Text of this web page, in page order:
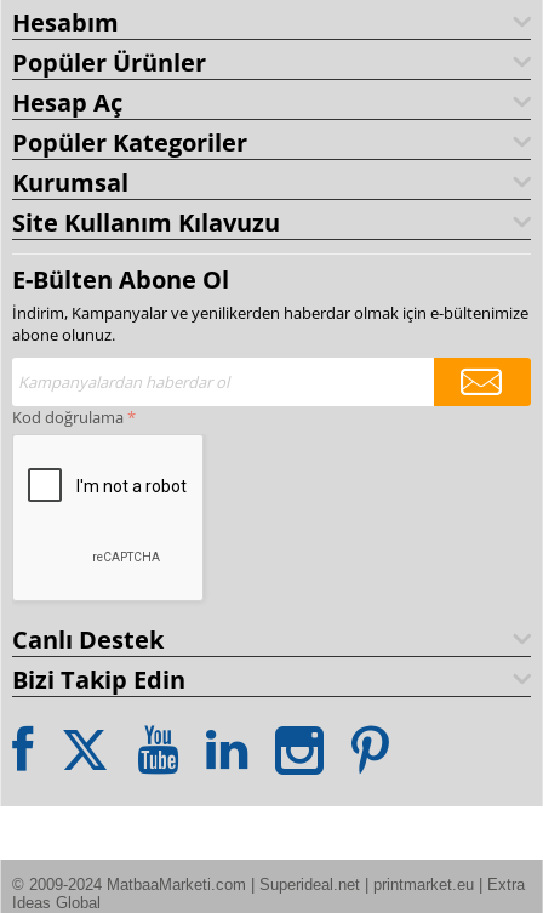
Hesabım
Popüler Ürünler
Hesap Aç
Popüler Kategoriler
Kurumsal
Site Kullanım Kılavuzu
E-Bülten Abone Ol
İndirim, Kampanyalar ve yenilikerden haberdar olmak için e-bültenimize
abone olunuz.
Kod doğrulama
Canlı Destek
Bizi Takip Edin
© 2009-2024 MatbaaMarketi.com | Superideal.net | printmarket.eu | Extra
Ideas Global